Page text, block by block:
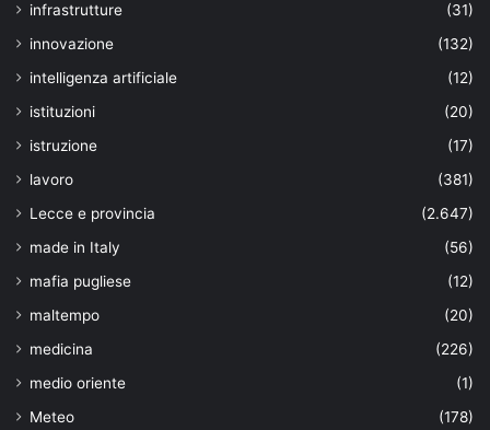
infrastrutture
(31)
innovazione
(132)
intelligenza artificiale
(12)
istituzioni
(20)
istruzione
(17)
lavoro
(381)
Lecce e provincia
(2.647)
made in Italy
(56)
mafia pugliese
(12)
maltempo
(20)
medicina
(226)
medio oriente
(1)
Meteo
(178)